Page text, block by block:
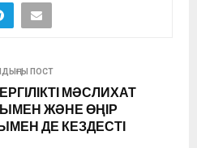
ПОСТ
МӘСЛИХАТ
ЖӘНЕ ӨҢІР
ДЕ КЕЗДЕСТІ